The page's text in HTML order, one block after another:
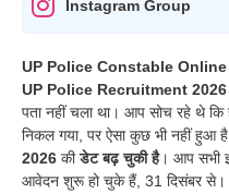
Instagram Group
UP Police Constable
UP Police Recruitment 2026
पता नहीं चला था। आप सोच रहे थे कि
निकल गया, पर ऐसा कुछ भी नहीं हुआ
2026 कीडेट बढ़ चुकी है। आप सभी
आवेदन शुरू हो चुके हैं, 31 दिसंबर से।